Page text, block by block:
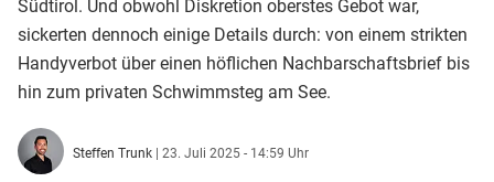
Südtirol. Und obwohl Diskretion oberstes Gebot war,
sickerten dennoch einige Details durch: von einem strikten
Handyverbot über einen höflichen Nachbarschaftsbrief bis
hin zum privaten Schwimmsteg am See.
Steffen Trunk | 23. Juli 2025 - 14:59 Uhr